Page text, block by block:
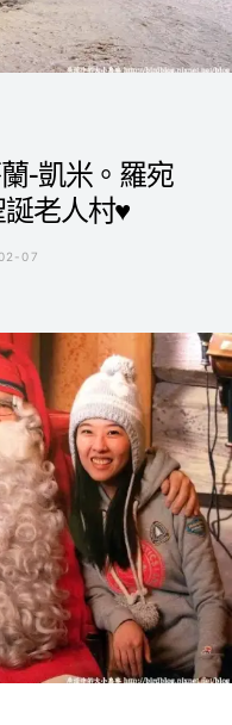
-凱米。羅宛
老人村♥
07